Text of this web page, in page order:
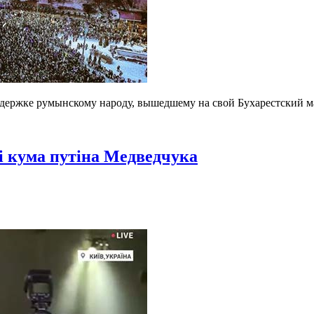
румынскому народу, вышедшему на свой Бухарестский
кума путіна Медведчука